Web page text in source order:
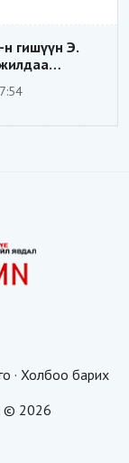
гишүүн Э.
авсан уу/
· Холбоо барих
© 2026